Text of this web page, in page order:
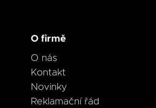
O firmě
O nás
Kontakt
Novinky
Reklamační řád